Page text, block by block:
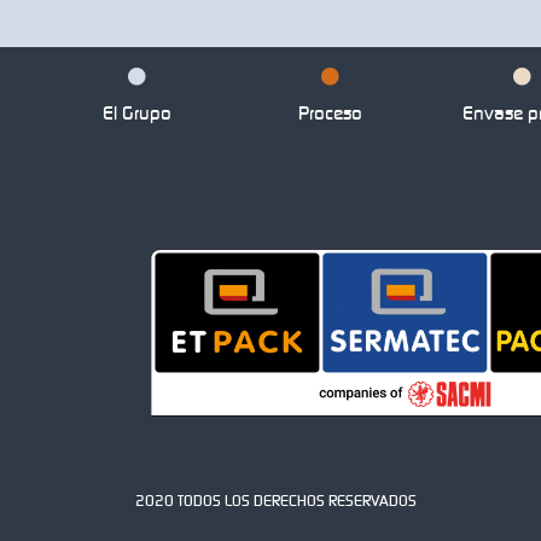
El Grupo Proceso Envase
2020 TODOS LOS DERECHOS RESERVADOS